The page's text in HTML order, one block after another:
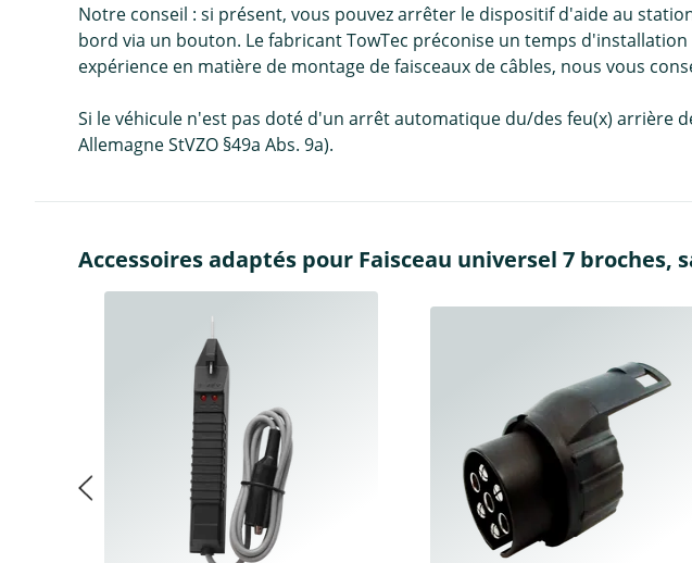
Notre conseil : si présent, vous pouvez arrêter le dispositif d'aide au
bord via un bouton. Le fabricant TowTec préconise un temps
expérience en matière de montage de faisceaux de câbles, nous vous
Si le véhicule n'est pas doté d'un arrêt automatique du/des feu(x) arrière
Allemagne StVZO §49a Abs. 9a).
Accessoires adaptés pour Faisceau universel 7 broches,